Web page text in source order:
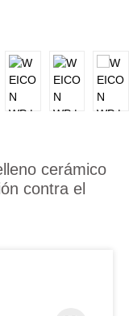
cerámico
contra el